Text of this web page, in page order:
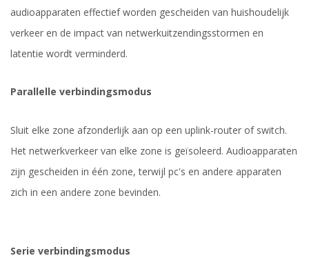
audioapparaten effectief worden gescheiden van huishoudelijk
verkeer en de impact van netwerkuitzendingsstormen en
latentie wordt verminderd.
Parallelle verbindingsmodus
Sluit elke zone afzonderlijk aan op een uplink-router of switch.
Het netwerkverkeer van elke zone is geïsoleerd. Audioapparaten
zijn gescheiden in één zone, terwijl pc's en andere apparaten
zich in een andere zone bevinden.
Serie verbindingsmodus